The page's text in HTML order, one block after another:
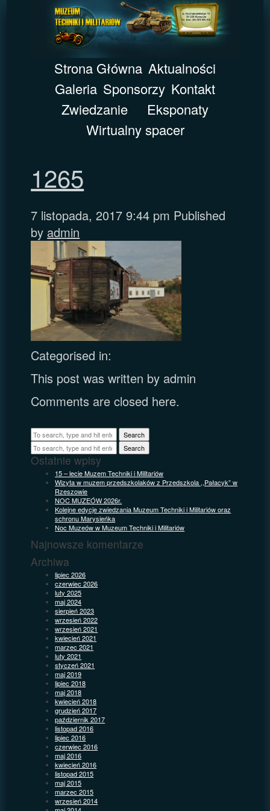
Strona Główna Aktualności
Galeria Sponsorzy Kontakt
Zwiedzanie
Eksponaty
Wirtualny spacer
1265
7 listopada, 2017 9:44 pm Published
by admin
Categorised in:
This post was written by admin
Comments are closed here.
Search
Search
Ostatnie wpisy
15 – lecie Muzem Techniki i Militariów
Wizyta w muzem przedszkolaków z Przedszkola ,,Pałacyk” w
Rzeszowie
NOC MUZEÓW 2026r.
Kolejne edycje zwiedzania Muzeum Techniki i Militariów oraz
schronu Marysieńka
Noc Muzeów w Muzeum Techniki i Militariów
Najnowsze komentarze
Archiwa
lipiec 2026
czerwiec 2026
luty 2025
maj 2024
sierpień 2023
wrzesień 2022
wrzesień 2021
kwiecień 2021
marzec 2021
luty 2021
styczeń 2021
maj 2019
lipiec 2018
maj 2018
kwiecień 2018
grudzień 2017
październik 2017
listopad 2016
lipiec 2016
czerwiec 2016
maj 2016
kwiecień 2016
listopad 2015
maj 2015
marzec 2015
wrzesień 2014